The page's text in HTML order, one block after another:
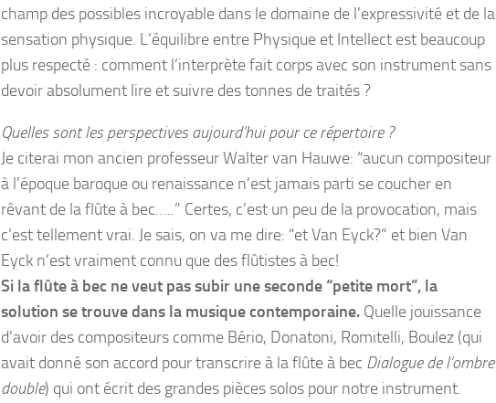
champ des possibles incroyable dans le domaine de l’expressivité et de la
sensation physique. L’équilibre entre Physique et Intellect est beaucoup
plus respecté : comment l’interprète fait corps avec son instrument sans
devoir absolument lire et suivre des tonnes de traités ?
Quelles sont les perspectives aujourd’hui pour ce répertoire ?
Je citerai mon ancien professeur Walter van Hauwe: “aucun compositeur
à l’époque baroque ou renaissance n’est jamais parti se coucher en
rêvant de la flûte à bec…..” Certes, c’est un peu de la provocation, mais
c’est tellement vrai. Je sais, on va me dire: “et Van Eyck?” et bien Van
Eyck n’est vraiment connu que des flûtistes à bec!
Si la flûte à bec ne veut pas subir une seconde “petite mort”, la
solution se trouve dans la musique contemporaine. Quelle jouissance
d’avoir des compositeurs comme Bério, Donatoni, Romitelli, Boulez (qui
avait donné son accord pour transcrire à la flûte à bec Dialogue de l’ombre
double) qui ont écrit des grandes pièces solos pour notre instrument.